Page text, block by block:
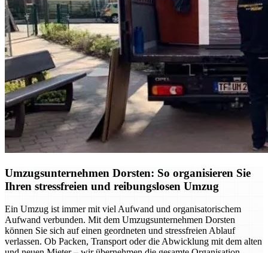
Umzugsunternehmen Dorsten: So organisieren Sie
Ihren stressfreien und reibungslosen Umzug
Ein Umzug ist immer mit viel Aufwand und organisatorischem
Aufwand verbunden. Mit dem Umzugsunternehmen Dorsten
können Sie sich auf einen geordneten und stressfreien Ablauf
verlassen. Ob Packen, Transport oder die Abwicklung mit dem alten